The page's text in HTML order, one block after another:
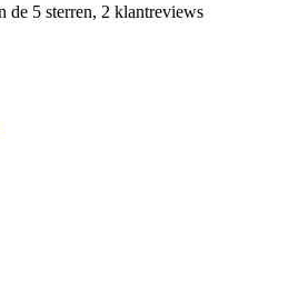
de 5 sterren, 2 klantreviews